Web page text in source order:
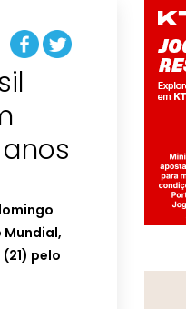
Mundial,
pelo